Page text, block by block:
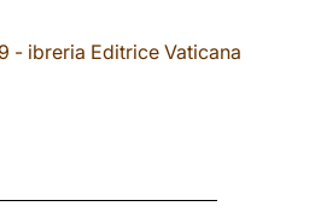
- ibreria Editrice Vaticana